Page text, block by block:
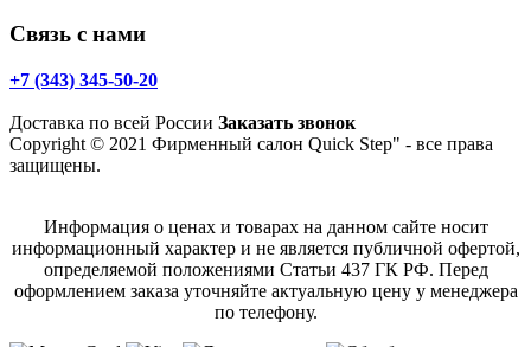
Связь с нами
+7 (343) 345-50-20
Доставка по всей России Заказать звонок
Copyright © 2021 Фирменный салон Quick Step" - все права
защищены.
Информация о ценах и товарах на данном сайте носит
информационный характер и не является публичной офертой,
определяемой положениями Статьи 437 ГК РФ. Перед
оформлением заказа уточняйте актуальную цену у менеджера
по телефону.